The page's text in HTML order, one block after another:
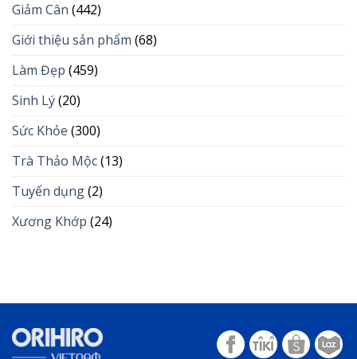
Giảm Cân (442)
Giới thiệu sản phẩm (68)
Làm Đẹp (459)
Sinh Lý(20)
Sức Khỏe (300)
Trà Thảo Mộc(13)
Tuyển dụng(2)
Xương Khớp (24)